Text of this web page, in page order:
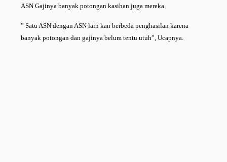
ASN Gajinya banyak potongan kasihan juga mereka.
” Satu ASN dengan ASN lain kan berbeda penghasilan karena
banyak potongan dan gajinya belum tentu utuh”, Ucapnya.